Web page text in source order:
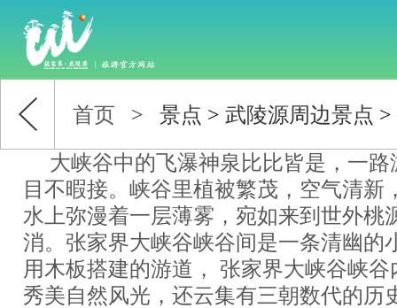
首页 > 景点 > 武陵源周边景点 >
大峡谷中的飞瀑神泉比比皆是，一
目不暇接。峡谷里植被繁茂，空气清新
水上弥漫着一层薄雾，宛如来到世外桃
消。张家界大峡谷峡谷间是一条清幽的
用木板搭建的游道， 张家界大峡谷峡
秀美自然风光，还云集有三朝数代的历